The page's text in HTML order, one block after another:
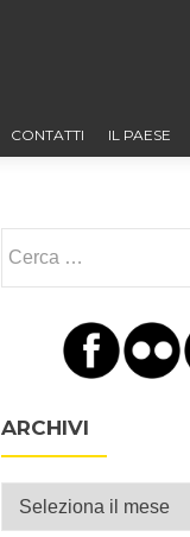
CONTATTI IL PAESE
ARCHIVI
Archivi